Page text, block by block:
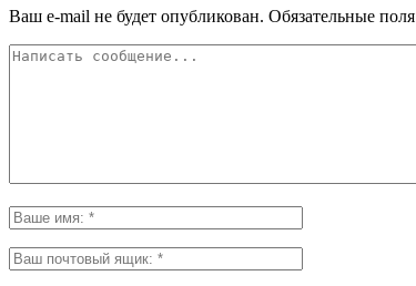
Ваш e-mail не будет опубликован. Обязательные